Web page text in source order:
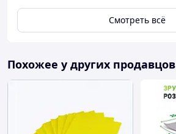
Смотреть всё
Похожее у других продавцов